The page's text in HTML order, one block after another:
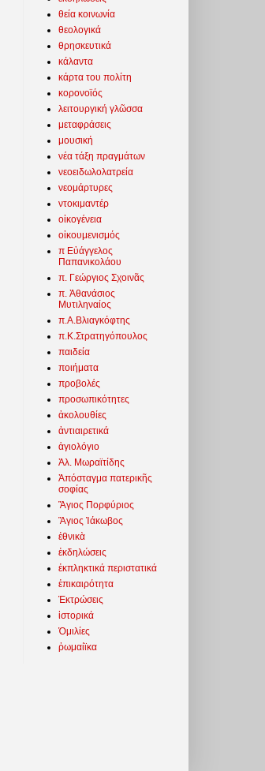
θεία κοινωνία
θεολογικά
θρησκευτικά
κάλαντα
κάρτα του πολίτη
κορονοϊός
λειτουργική γλῶσσα
μεταφράσεις
μουσική
νέα τάξη πραγμάτων
νεοειδωλολατρεία
νεομάρτυρες
ντοκιμαντέρ
οἰκογένεια
οἰκουμενισμός
π Εὐάγγελος
Παπανικολάου
π. Γεώργιος Σχοινᾶς
π. Ἀθανάσιος
Μυτιληναίος
π.Α.Βλιαγκόφτης
π.Κ.Στρατηγόπουλος
παιδεία
ποιήματα
προβολές
προσωπικότητες
ἀκολουθίες
ἀντιαιρετικά
ἁγιολόγιο
Ἀλ. Μωραϊτίδης
Ἀπόσταγμα πατερικῆς
σοφίας
Ἅγιος Πορφύριος
Ἅγιος Ἰάκωβος
ἐθνικὰ
ἐκδηλώσεις
ἐκπληκτικά περιστατικά
ἐπικαιρότητα
Ἐκτρώσεις
ἱστορικά
Ὁμιλίες
ῥωμαίϊκα